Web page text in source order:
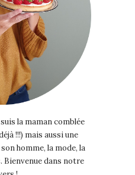
la maman comblée
!!!) mais aussi une
homme, la mode, la
Bienvenue dans notre